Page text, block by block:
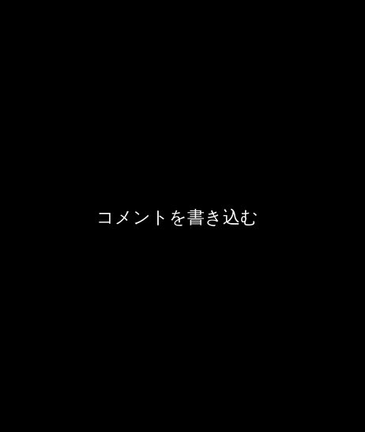
コメントを書き込む